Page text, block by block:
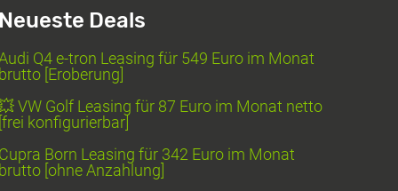
Deals
Q4 e-tron Leasing für 549 Euro im Monat
[Eroberung]
VW Golf Leasing für 87 Euro im Monat netto
konfigurierbar]
Born Leasing für 342 Euro im Monat
[ohne Anzahlung]